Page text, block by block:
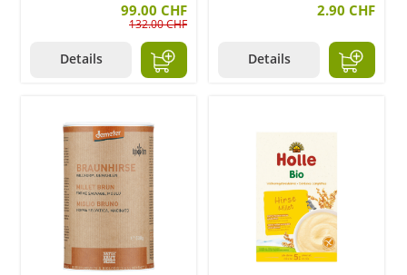
99.00 CHF
132.00 CHF
Details
2.90 CHF
Details